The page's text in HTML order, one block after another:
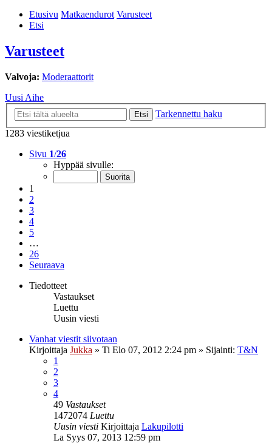
Etusivu Matkaendurot Varusteet
Etsi
Varusteet
Valvoja: Moderaattorit
Uusi Aihe
Etsi
Tarkennettu haku
1283 viestiketjua
Sivu 1/26
Hyppää sivulle:
1
2
3
4
5
…
26
Seuraava
Tiedotteet
Vastaukset
Luettu
Uusin viesti
Vanhat viestit siivotaan
Kirjoittaja Jukka » Ti Elo 07, 2012 2:24 pm » Sijainti: T&N
1
2
3
4
49 Vastaukset
1472074 Luettu
Uusin viesti Kirjoittaja Lakupilotti
La Syys 07, 2013 12:59 pm